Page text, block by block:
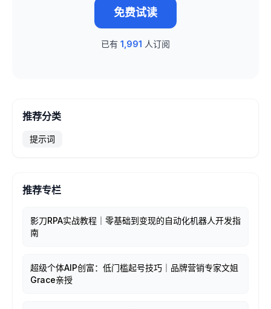
免费试读
已有 1,991 人订阅
推荐分类
提示词
推荐专栏
影刀RPA实战教程｜零基础到变现的自动化机器人开发指
南
超级个体AIP创富：低门槛起号技巧｜品牌营销专家文姐
Grace亲授